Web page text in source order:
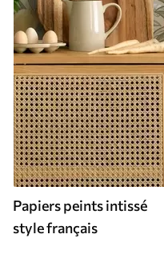
Papiers peints intissé
style français